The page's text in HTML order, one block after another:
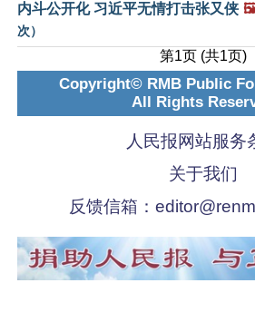
内斗公开化 习近平无情打击张又侠
次）
第1页 (共1页)
Copyright© RMB Public
All Rights
人民报网站服务
关于我们
反馈信箱：